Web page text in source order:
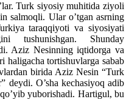
Turk siyosiy muhitida ziyoli
salmoqli. Ular o’tgan asrning
taraqqiyoti va siyosiyati
tushunishgan. Shunday
Aziz Nesinning iqtidorga va
haligacha tortishuvlarga sabab
birida Aziz Nesin “Turk
deydi. O’sha kechasiyoq adib
yuborishadi. Hartigul, bu